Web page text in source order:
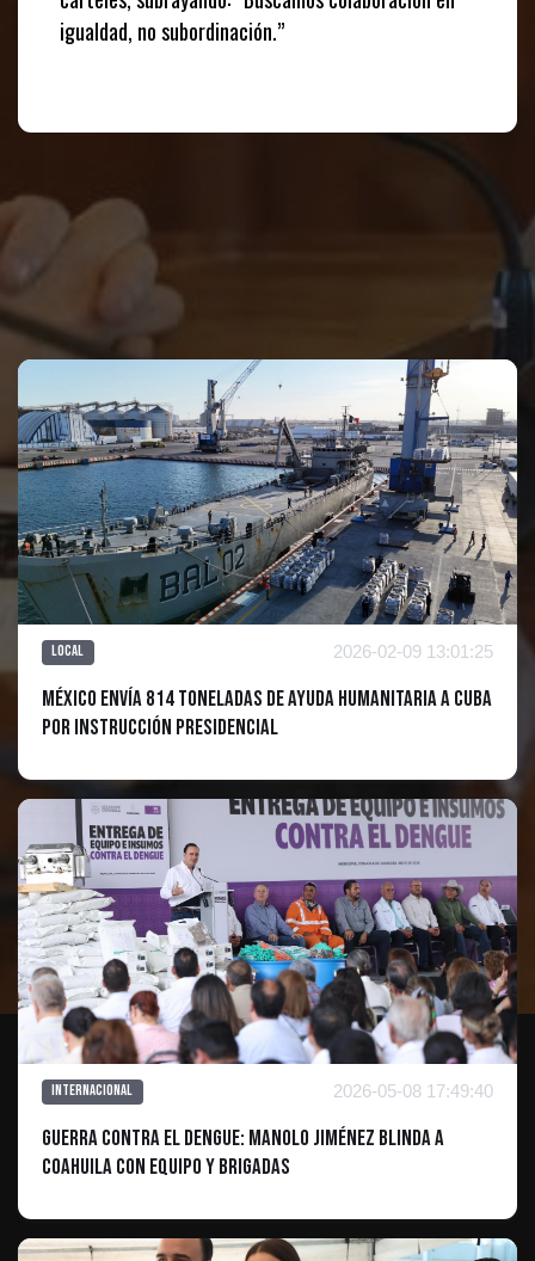
igualdad, no subordinación.”
Te puede interesar
Local 2026-02-09 13:01:25
México envía 814 toneladas de ayuda humanitaria a Cuba
por instrucción presidencial
Internacional 2026-05-08 17:49:40
Guerra contra el Dengue: Manolo Jiménez blinda a
Coahuila con equipo y brigadas